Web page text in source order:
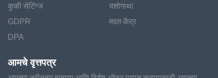
कुकी सेटिंग्ज
GDPR
DPA
यशोगाथा
मदत केंद्र
आमचे वृत्तपत्र